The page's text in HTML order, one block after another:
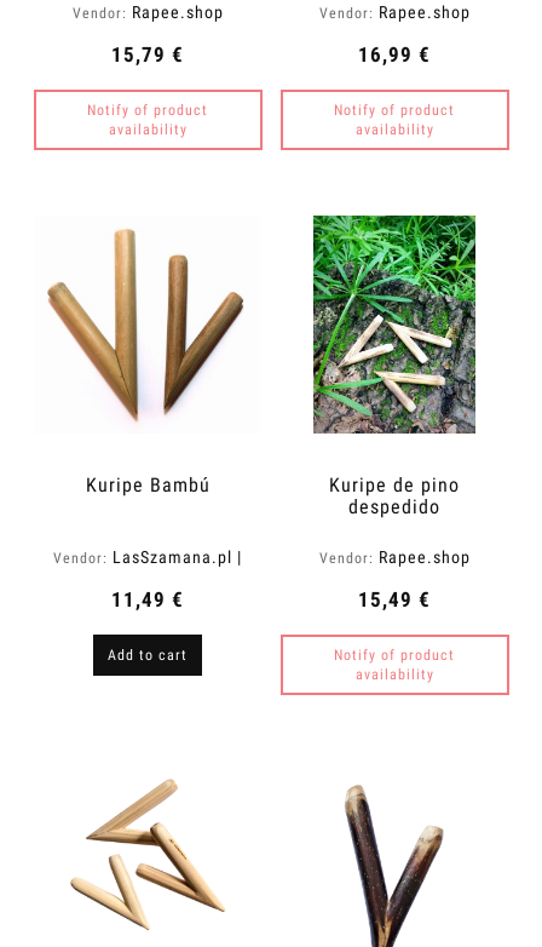
Vendor: Rapee.shop
15,79 €
Notify of product
availability
Vendor: Rapee.shop
16,99 €
Notify of product
availability
Kuripe Bambú
Vendor: LasSzamana.pl |
11,49 €
Add to cart
Kuripe de pino
despedido
Vendor: Rapee.shop
15,49 €
Notify of product
availability